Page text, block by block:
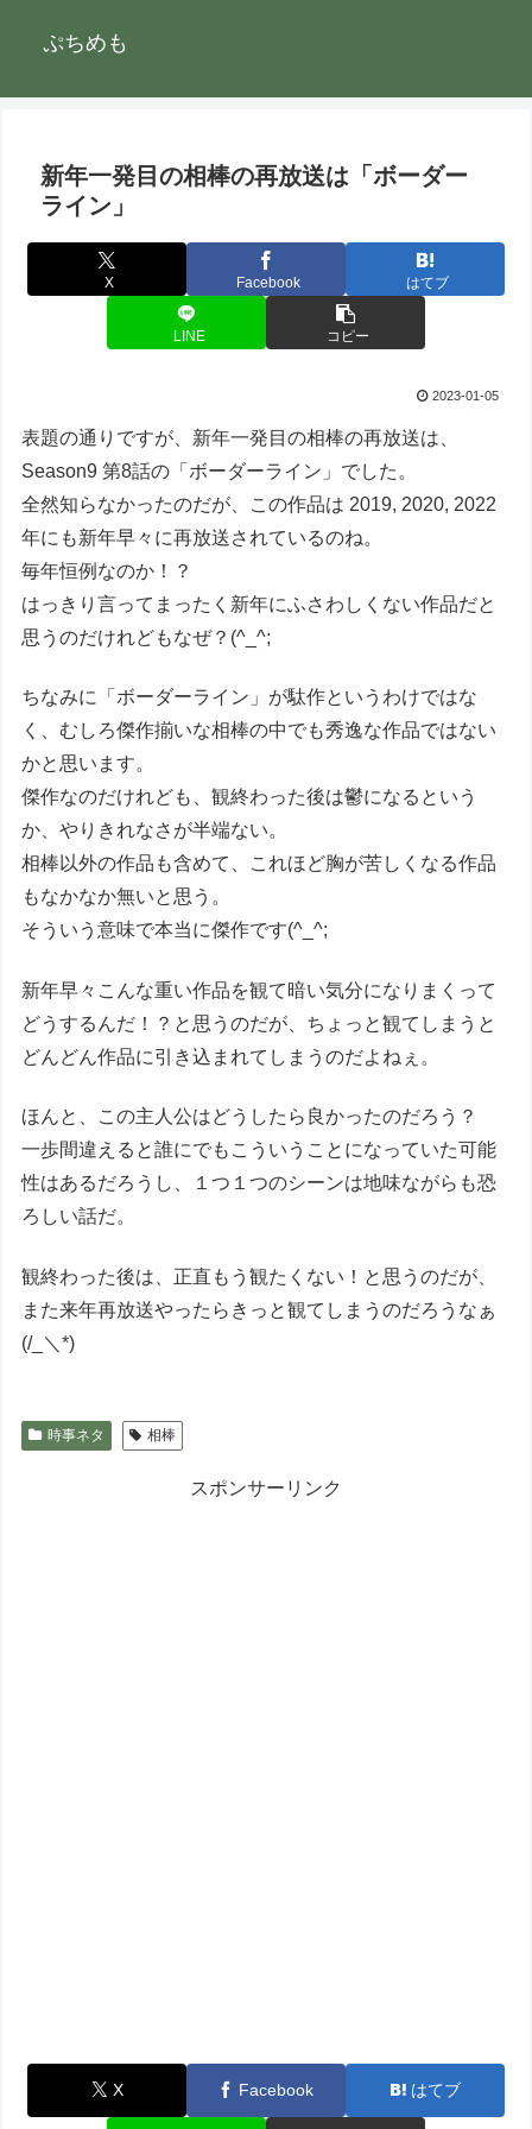
ぷちめも
新年一発目の相棒の再放送は「ボーダー
ライン」
X Facebook はてブ
LINE コピー
2023-01-05
表題の通りですが、新年一発目の相棒の再放送は、
Season9 第8話の「ボーダーライン」でした。
全然知らなかったのだが、この作品は 2019, 2020, 2022
年にも新年早々に再放送されているのね。
毎年恒例なのか！？
はっきり言ってまったく新年にふさわしくない作品だと
思うのだけれどもなぜ？(^_^;
ちなみに「ボーダーライン」が駄作というわけではな
く、むしろ傑作揃いな相棒の中でも秀逸な作品ではない
かと思います。
傑作なのだけれども、観終わった後は鬱になるという
か、やりきれなさが半端ない。
相棒以外の作品も含めて、これほど胸が苦しくなる作品
もなかなか無いと思う。
そういう意味で本当に傑作です(^_^;
新年早々こんな重い作品を観て暗い気分になりまくって
どうするんだ！？と思うのだが、ちょっと観てしまうと
どんどん作品に引き込まれてしまうのだよねぇ。
ほんと、この主人公はどうしたら良かったのだろう？
一歩間違えると誰にでもこういうことになっていた可能
性はあるだろうし、１つ１つのシーンは地味ながらも恐
ろしい話だ。
観終わった後は、正直もう観たくない！と思うのだが、
また来年再放送やったらきっと観てしまうのだろうなぁ
(/_＼*)
時事ネタ 相棒
スポンサーリンク
X Facebook はてブ